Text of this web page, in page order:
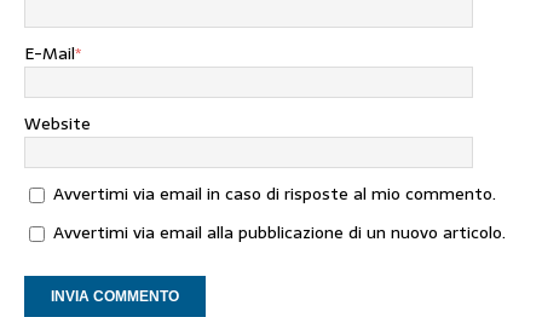
E-Mail*
Website
Avvertimi via email in caso di risposte al mio commento.
Avvertimi via email alla pubblicazione di un nuovo articolo.